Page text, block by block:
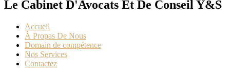
Le Cabinet D'Avocats Et De Conseil Y&S
Accueil
À Propas De Nous
Domain de compétence
Nos Services
Contactez